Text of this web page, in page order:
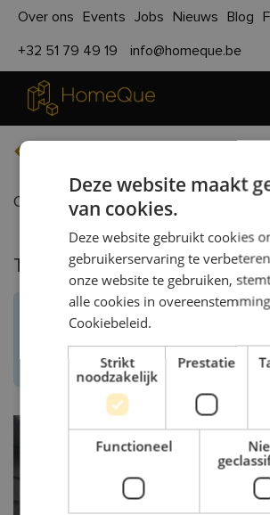
Over ons Events Jobs Nieuws Blog
+32 51 79 49 19 info@homeque.be
Opendeur Productiehal
Tickets
Registraties zijngesloten
Opendeur
Deze website maakt
van cookies.
Deze website gebruikt cookies
gebruikerservaring te
onze website te gebruiken,
alle cookies in
Cookiebeleid.
Strikt
noodzakelijk
Prestatie
Functioneel